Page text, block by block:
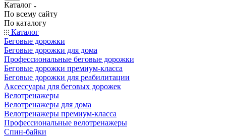
Каталог
По всему сайту
По каталогу
Каталог
Беговые дорожки
Беговые дорожки для дома
Профессиональные беговые дорожки
Беговые дорожки премиум-класса
Беговые дорожки для реабилитации
Аксессуары для беговых дорожек
Велотренажеры
Велотренажеры для дома
Велотренажеры премиум-класса
Профессиональные велотренажеры
Спин-байки